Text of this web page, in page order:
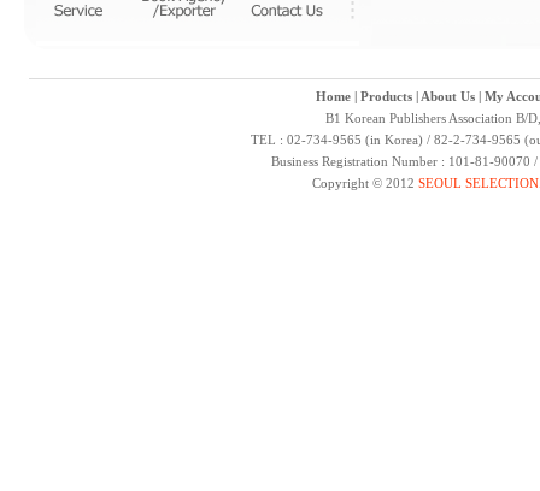
Home| Products| About Us| My
B1 Korean Publishers Association B/
TEL : 02-734-9565 (in Korea) / 82-2-734-9565
Business Registration Number : 101-81-
Copyright © 2012 SEOUL SELECTION